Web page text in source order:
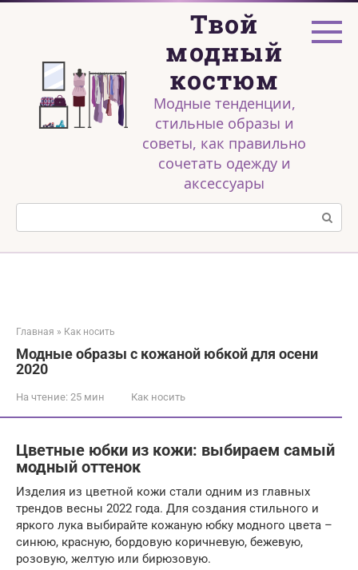
Перейти
Твой
модный
костюм
Модные тенденции,
стильные образы и
советы, как правильно
сочетать одежду и
аксессуары
Поиск:
Главная » Как носить
Модные образы с кожаной юбкой для осени
2020
На чтение: 25 мин Как носить
Цветные юбки из кожи: выбираем самый
модный оттенок
Изделия из цветной кожи стали одним из главных
трендов весны 2022 года. Для создания стильного и
яркого лука выбирайте кожаную юбку модного цвета –
синюю, красную, бордовую коричневую, бежевую,
розовую, желтую или бирюзовую.